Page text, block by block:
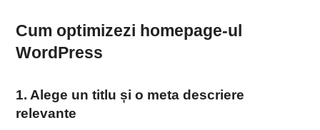
Cum optimizezi homepage-ul
WordPress
1. Alege un titlu și o meta descriere
relevante